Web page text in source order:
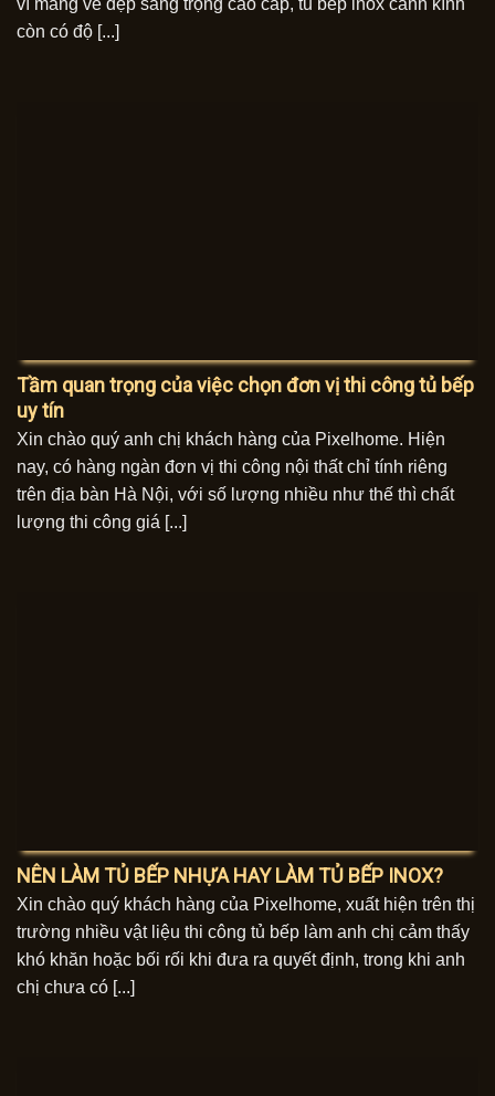
vì mang vẻ đẹp sang trọng cao cấp, tủ bếp inox cánh kính
còn có độ [...]
Tầm quan trọng của việc chọn đơn vị thi công tủ bếp
uy tín
Xin chào quý anh chị khách hàng của Pixelhome. Hiện
nay, có hàng ngàn đơn vị thi công nội thất chỉ tính riêng
trên địa bàn Hà Nội, với số lượng nhiều như thế thì chất
lượng thi công giá [...]
NÊN LÀM TỦ BẾP NHỰA HAY LÀM TỦ BẾP INOX?
Xin chào quý khách hàng của Pixelhome, xuất hiện trên thị
trường nhiều vật liệu thi công tủ bếp làm anh chị cảm thấy
khó khăn hoặc bối rối khi đưa ra quyết định, trong khi anh
chị chưa có [...]